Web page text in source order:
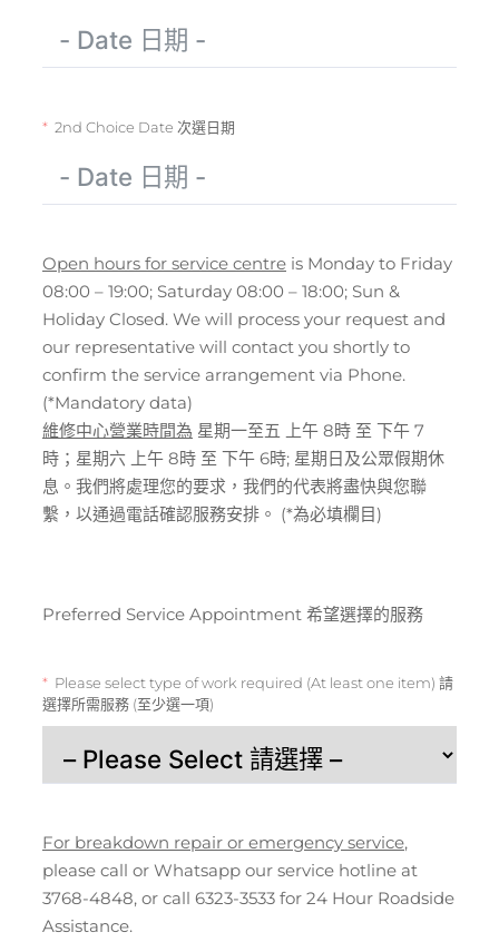
2nd Choice Date 次選日期
Open hours for service centre is Monday to Friday
08:00 – 19:00; Saturday 08:00 – 18:00; Sun &
Holiday Closed. We will process your request and
our representative will contact you shortly to
confirm the service arrangement via Phone.
(*Mandatory data)
維修中心營業時間為 星期一至五 上午 8時 至 下午 7
時；星期六 上午 8時 至 下午 6時; 星期日及公眾假期休
息。我們將處理您的要求，我們的代表將盡快與您聯
繫，以通過電話確認服務安排。 (*為必填欄目)
Preferred Service Appointment 希望選擇的服務
Please select type of work required (At least one item) 請
選擇所需服務 (至少選一項)
For breakdown repair or emergency service,
please call or Whatsapp our service hotline at
3768-4848, or call 6323-3533 for 24 Hour Roadside
Assistance.